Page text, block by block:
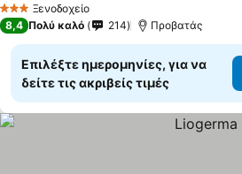
3 ΑστέριαΞενοδοχείο
8,4 Πολύ καλό 214 Προβατάς
Επιλέξτε ημερομηνίες, για να
δείτε τις ακριβείς τιμές